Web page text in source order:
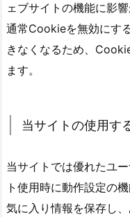
ェブサイトの機能に影
通常Сооkіеを無効にす
きなくなるため、
ます。
当サイトの使用す
当サイトでは優れたユ
ト使用時に動作設定の
気に入り情報を保存し